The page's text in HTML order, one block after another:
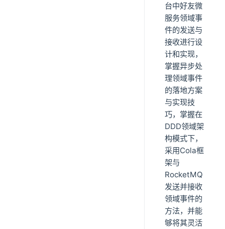
台中好友微
服务领域事
件的发送与
接收进行设
计和实现，
掌握异步处
理领域事件
的落地方案
与实现技
巧，掌握在
DDD领域架
构模式下，
采用Cola框
架与
RocketMQ
发送并接收
领域事件的
方法，并能
够将其灵活